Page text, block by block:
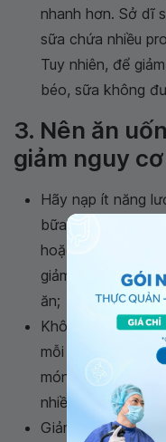
nhanh hơn. Sở dĩ
sữa chứa nhiều
Tuy nhiên, để
béo, sữa không
3. Nên ăn
giảm nguy
Hãy nạp ít năng
bữa ăn uống một
hoặc một đĩa rau
giảm bớt lượng
ăn;
Không nên ăn cố,
mỗi bữa ăn; để
món ăn trong một
nhiều;
Giảm bớt những